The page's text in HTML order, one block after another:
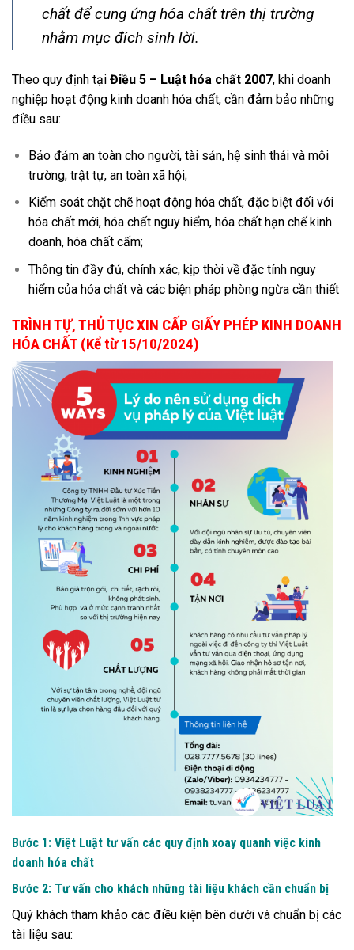
chất để cung ứng hóa chất trên thị trường
nhằm mục đích sinh lời.
Theo quy định tại Điều 5 – Luật hóa chất 2007, khi doanh
nghiệp hoạt động kinh doanh hóa chất, cần đảm bảo những
điều sau:
Bảo đảm an toàn cho người, tài sản, hệ sinh thái và môi
trường; trật tự, an toàn xã hội;
Kiểm soát chặt chẽ hoạt động hóa chất, đặc biệt đối với
hóa chất mới, hóa chất nguy hiểm, hóa chất hạn chế kinh
doanh, hóa chất cấm;
Thông tin đầy đủ, chính xác, kịp thời về đặc tính nguy
hiểm của hóa chất và các biện pháp phòng ngừa cần thiết
TRÌNH TỰ, THỦ TỤC XIN CẤP GIẤY PHÉP KINH DOANH
HÓA CHẤT (Kể từ 15/10/2024)
Bước 1: Việt Luật tư vấn các quy định xoay quanh việc kinh
doanh hóa chất
Bước 2: Tư vấn cho khách những tài liệu khách cần chuẩn bị
Quý khách tham khảo các điều kiện bên dưới và chuẩn bị các
tài liệu sau: